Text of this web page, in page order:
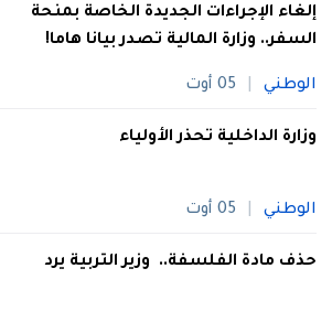
إلغاء الإجراءات الجديدة الخاصة بمنحة
السفر.. وزارة المالية تصدر بيانا هاما!
الوطني 05 أوت
وزارة الداخلية تحذر الأولياء
الوطني 05 أوت
حذف مادة الفلسفة.. وزير التربية يرد